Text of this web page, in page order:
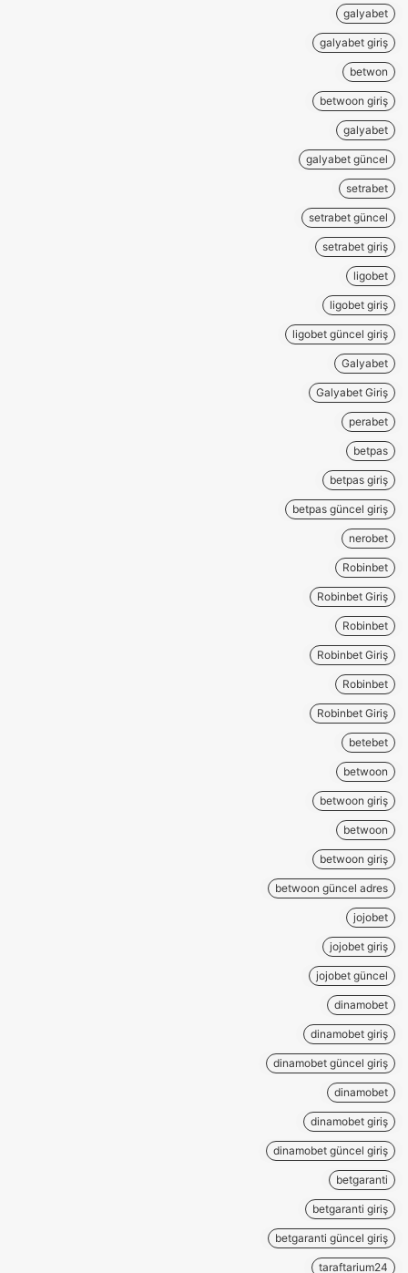
galyabet
galyabet giriş
betwon
betwoon giriş
galyabet
galyabet güncel
setrabet
setrabet güncel
setrabet giriş
ligobet
ligobet giriş
ligobet güncel giriş
Galyabet
Galyabet Giriş
perabet
betpas
betpas giriş
betpas güncel giriş
nerobet
Robinbet
Robinbet Giriş
Robinbet
Robinbet Giriş
Robinbet
Robinbet Giriş
betebet
betwoon
betwoon giriş
betwoon
betwoon giriş
betwoon güncel adres
jojobet
jojobet giriş
jojobet güncel
dinamobet
dinamobet giriş
dinamobet güncel giriş
dinamobet
dinamobet giriş
dinamobet güncel giriş
betgaranti
betgaranti giriş
betgaranti güncel giriş
taraftarium24